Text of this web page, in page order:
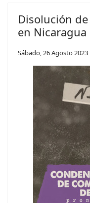
Disolución
en Nicaragua
Sábado, 26 Agosto 2023